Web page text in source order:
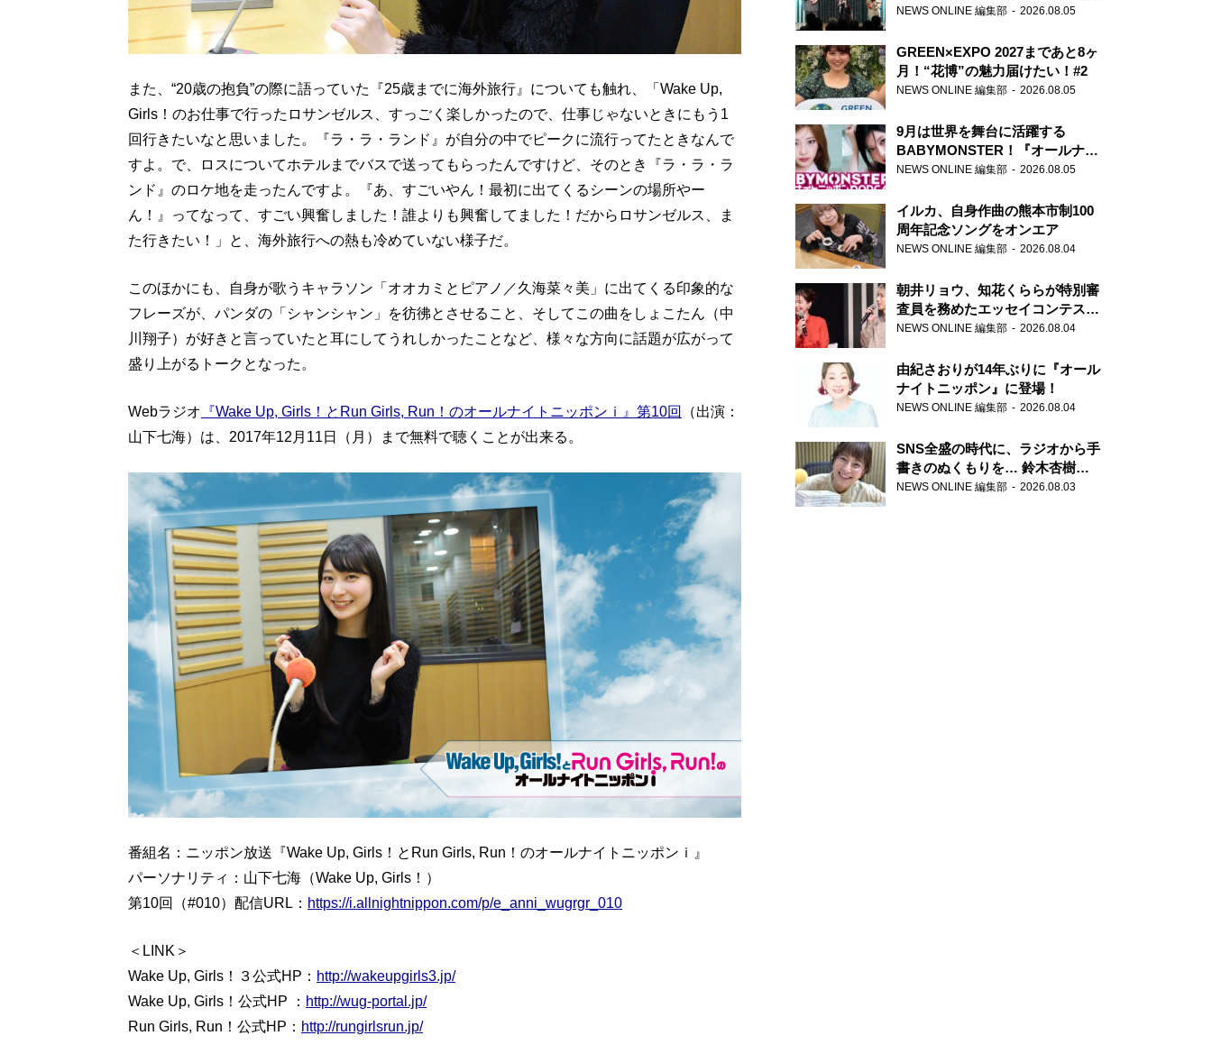
また、“20歳の抱負”の際に語っていた『25歳までに海外旅行』についても触れ、「Wake Up,
Girls！のお仕事で行ったロサンゼルス、すっごく楽しかったので、仕事じゃないときにもう1
回行きたいなと思いました。『ラ・ラ・ランド』が自分の中でピークに流行ってたときなんで
すよ。で、ロスについてホテルまでバスで送ってもらったんですけど、そのとき『ラ・ラ・ラ
ンド』のロケ地を走ったんですよ。『あ、すごいやん！最初に出てくるシーンの場所やー
ん！』ってなって、すごい興奮しました！誰よりも興奮してました！だからロサンゼルス、ま
た行きたい！」と、海外旅行への熱も冷めていない様子だ。
このほかにも、自身が歌うキャラソン「オオカミとピアノ／久海菜々美」に出てくる印象的な
フレーズが、パンダの「シャンシャン」を彷彿とさせること、そしてこの曲をしょこたん（中
川翔子）が好きと言っていたと耳にしてうれしかったことなど、様々な方向に話題が広がって
盛り上がるトークとなった。
Webラジオ 『Wake Up, Girls！とRun Girls, Run！のオールナイトニッポンｉ』第10回
（出演：
山下七海）は、2017年12月11日（月）まで無料で聴くことが出来る。
番組名：ニッポン放送『Wake Up, Girls！とRun Girls, Run！のオールナイトニッポンｉ』
パーソナリティ：山下七海（Wake Up, Girls！）
第10回（#010）配信URL： https://i.allnightnippon.com/p/e_anni_wugrgr_010
＜LINK＞
Wake Up, Girls！３公式HP： http://wakeupgirls3.jp/
Wake Up, Girls！公式HP ： http://wug-portal.jp/
Run Girls, Run！公式HP： http://rungirlsrun.jp/
ー『アナスタシア』を紹介
NEWS ONLINE 編集部 2026.08.05
GREEN×EXPO 2027まであと8ヶ
月！“花博”の魅力届けたい！#2
NEWS ONLINE 編集部 2026.08.05
9月は世界を舞台に活躍する
BABYMONSTER！『オールナイ
トニッポンPODCAST』月替わり
NEWS ONLINE 編集部 2026.08.05
イルカ、自身作曲の熊本市制100
周年記念ソングをオンエア
NEWS ONLINE 編集部 2026.08.04
朝井リョウ、知花くららが特別審
査員を務めたエッセイコンテスト
の特別番組「#いまあなたに伝え
NEWS ONLINE 編集部 2026.08.04
由紀さおりが14年ぶりに『オール
ナイトニッポン』に登場！
NEWS ONLINE 編集部 2026.08.04
SNS全盛の時代に、ラジオから手
書きのぬくもりを… 鈴木杏樹の
直筆はがきが届く！
NEWS ONLINE 編集部 2026.08.03